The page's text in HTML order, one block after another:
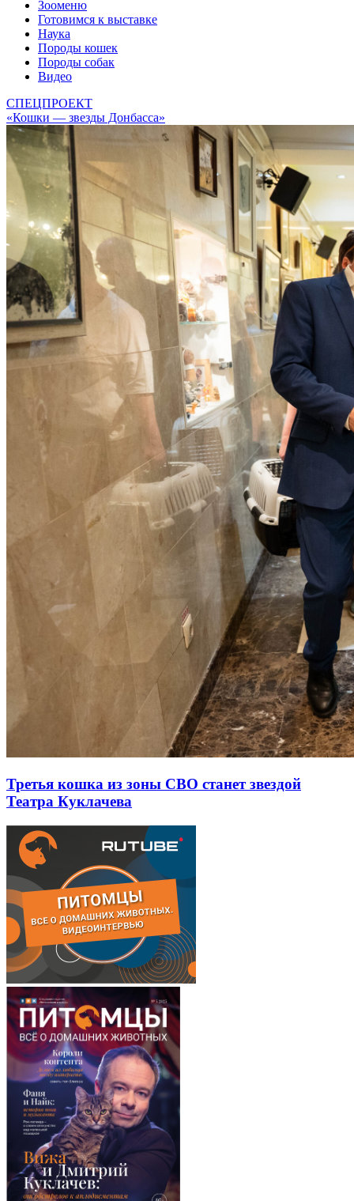
Зооменю
Готовимся к выставке
Наука
Породы кошек
Породы собак
Видео
СПЕЦПРОЕКТ
«Кошки — звезды Донбасса»
Третья кошка из зоны СВО станет звездой
Театра Куклачева